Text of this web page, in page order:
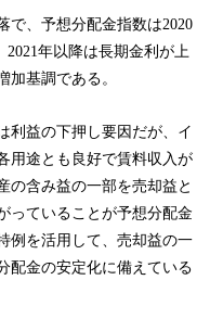
で、予想分配金指数は2020
年以降は長期金利が上
加基調である。
利益の下押し要因だが、イ
用途とも良好で賃料収入が
の含み益の一部を売却益と
っていることが予想分配金
例を活用して、売却益の一
配金の安定化に備えている